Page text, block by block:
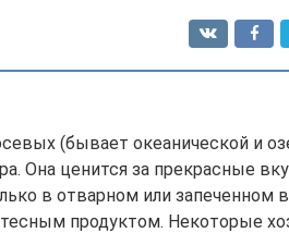
(бывает океанической и
Она ценится за прекрасные
в отварном или запеченном
продуктом. Некоторые